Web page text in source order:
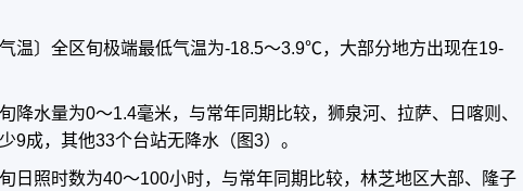
气温〕全区旬极端最低气温为-18.5～3.9℃，大部分地方出现在19-
降水量为0～1.4毫米，与常年同期比较，狮泉河、拉萨、日喀则、
9成，其他33个台站无降水（图3）。
旬日照时数为40～100小时，与常年同期比较，林芝地区大部、隆子